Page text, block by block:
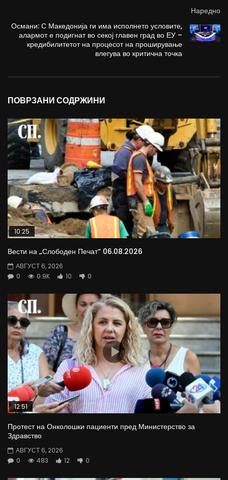
Наредно
Османи: С Македонија ги има исполнето условите,
алармот е подигнат во секој главен град во ЕУ –
кредибилитетот на процесот на проширување
влегува во критична точка
ПОВРЗАНИ СОДРЖИНИ
10:25
Вести на „Слободен Печат“ 06.08.2026
АВГУСТ 6, 2026
0
0.9K 10 0
12:51
Протест на Онколошки пациенти пред Министерство за
Здравство
АВГУСТ 6, 2026
0
483 12 0